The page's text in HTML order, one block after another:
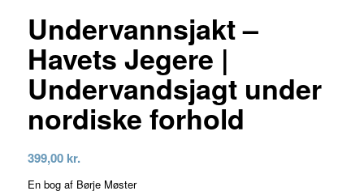
Undervannsjakt –
Havets Jegere |
Undervandsjagt under
nordiske forhold
399,00 kr.
En bog af Børje Møster